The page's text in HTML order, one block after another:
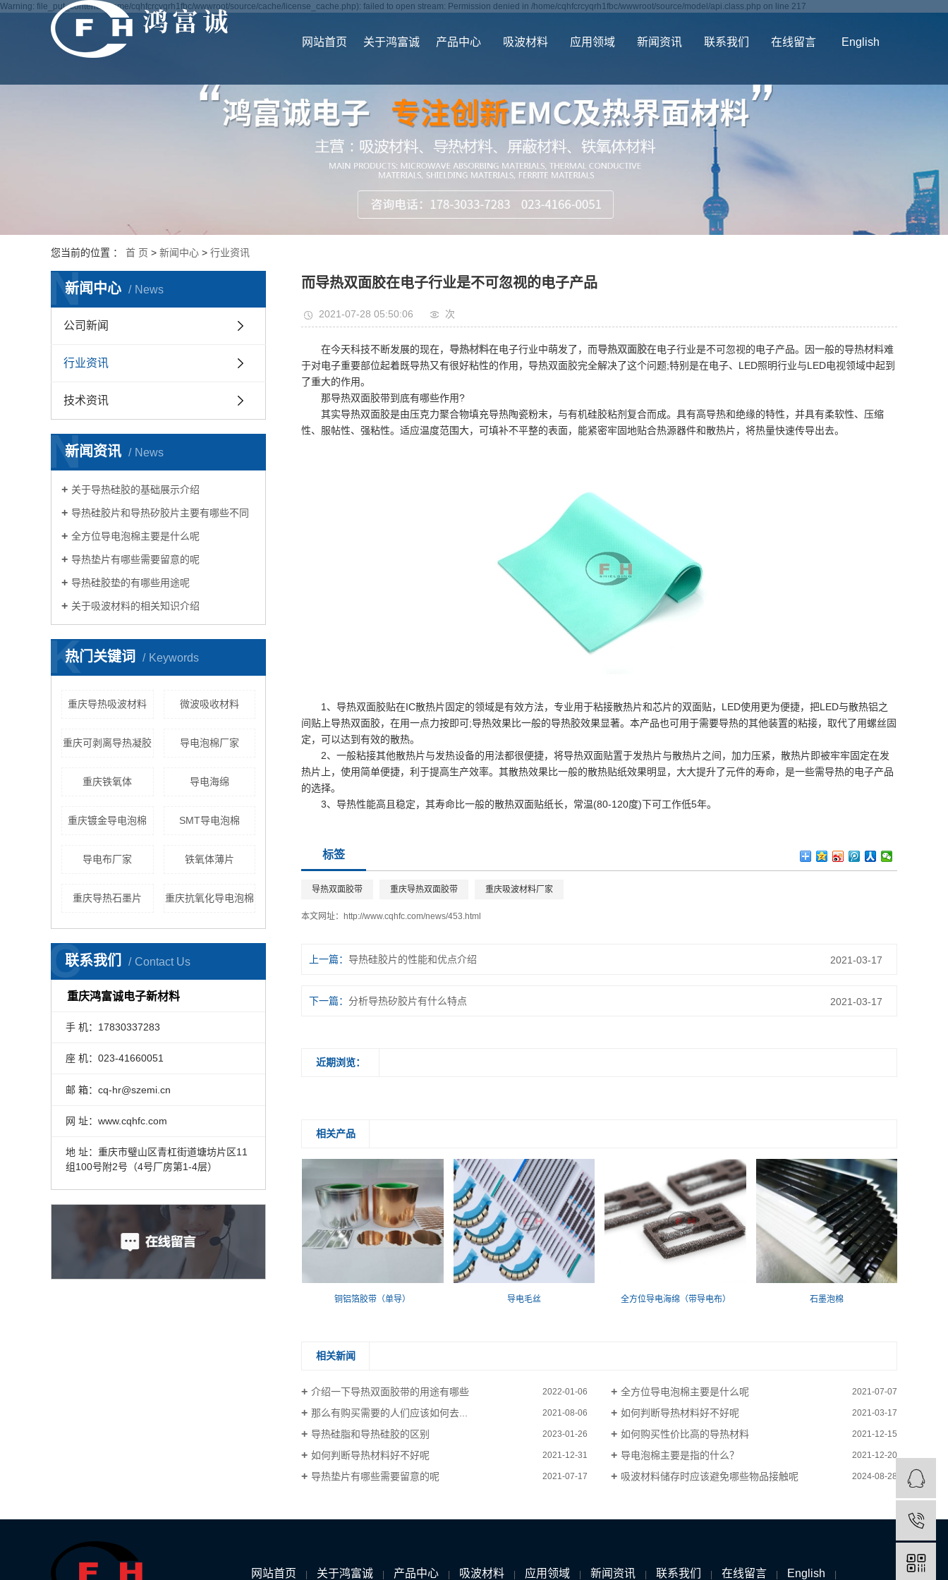
Warning: file_put_contents(/home/cqhfcrcyqrh1fbc/wwwroot/source/cache/license_cache.php): failed to open stream: Permission denied in /home/cqhfcrcyqrh1fbc/wwwroot/source/model/api.class.php on line 217
网站首页 关于鸿富诚 产品中心 吸波材料 应用领域 新闻资讯 联系我们 在线留言 English
您当前的位置 ： 首 页 > 新闻中心 > 行业资讯
新闻中心 News
N
公司新闻
行业资讯
技术资讯
新闻资讯 News
N
关于导热硅胶的基础展示介绍
导热硅胶片和导热矽胶片主要有哪些不同
全方位导电泡棉主要是什么呢
导热垫片有哪些需要留意的呢
导热硅胶垫的有哪些用途呢
关于吸波材料的相关知识介绍
热门关键词 Keywords
K
重庆导热吸波材料 微波吸收材料
重庆可剥离导热凝胶 导电泡棉厂家
重庆铁氧体 导电海绵
重庆镀金导电泡棉 SMT导电泡棉
导电布厂家 铁氧体薄片
重庆导热石墨片 重庆抗氧化导电泡棉
联系我们 Contact Us
C
重庆鸿富诚电子新材料
手 机：17830337283
座 机：023-41660051
邮 箱：cq-hr@szemi.cn
网 址：www.cqhfc.com
地 址：重庆市璧山区青杠街道塘坊片区11
组100号附2号（4号厂房第1-4层）
而导热双面胶在电子行业是不可忽视的电子产品
2021-07-28 05:50:06 次
在今天科技不断发展的现在， 导热材料在电子行业中萌发了，而导热双面胶在电子行业是不可忽视的电子产品。因一般的导热材料难
于对电子重要部位起着既导热又有很好粘性的作用，导热双面胶完全解决了这个问题;特别是在电子、LED照明行业与LED电视领域中起到
了重大的作用。
那导热双面胶带到底有哪些作用?
其实导热双面胶是由压克力聚合物填充导热陶瓷粉末，与有机硅胶粘剂复合而成。具有高导热和绝缘的特性，并具有柔软性、压缩
性、服帖性、强粘性。适应温度范围大，可填补不平整的表面，能紧密牢固地贴合热源器件和散热片，将热量快速传导出去。
1、导热双面胶贴在IC散热片固定的领域是有效方法，专业用于粘接散热片和芯片的双面贴，LED使用更为便捷，把LED与散热铝之
间贴上导热双面胶，在用一点力按即可;导热效果比一般的导热胶效果显著。本产品也可用于需要导热的其他装置的粘接，取代了用螺丝固
定，可以达到有效的散热。
2、一般粘接其他散热片与发热设备的用法都很便捷，将导热双面贴置于发热片与散热片之间，加力压紧，散热片即被牢牢固定在发
热片上，使用简单便捷，利于提高生产效率。其散热效果比一般的散热贴纸效果明显，大大提升了元件的寿命，是一些需导热的电子产品
的选择。
3、导热性能高且稳定，其寿命比一般的散热双面贴纸长，常温(80-120度)下可工作低5年。
标签
导热双面胶带 重庆导热双面胶带 重庆吸波材料厂家
本文网址： http://www.cqhfc.com/news/453.html
上一篇： 导热硅胶片的性能和优点介绍 2021-03-17
下一篇： 分析导热矽胶片有什么特点 2021-03-17
近期浏览：
相关产品
铜铝箔胶带（单导） 导电毛丝 全方位导电海绵（带导电布） 石墨泡棉
相关新闻
介绍一下导热双面胶带的用途有哪些 2022-01-06 全方位导电泡棉主要是什么呢 2021-07-07
那么有购买需要的人们应该如何去... 2021-08-06 如何判断导热材料好不好呢 2021-03-17
导热硅脂和导热硅胶的区别 2023-01-26 如何购买性价比高的导热材料 2021-12-15
如何判断导热材料好不好呢 2021-12-31 导电泡棉主要是指的什么？ 2021-12-20
导热垫片有哪些需要留意的呢 2021-07-17 吸波材料储存时应该避免哪些物品接触呢 2024-08-28
网站首页 | 关于鸿富诚 | 产品中心 | 吸波材料 | 应用领域 | 新闻资讯 | 联系我们 | 在线留言 | English |